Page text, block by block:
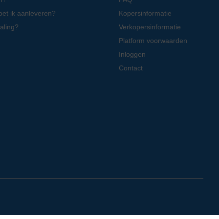
ik aanleveren?
Kopersinformatie
Verkopersinformatie
Platform voorwaarden
Inloggen
Contact